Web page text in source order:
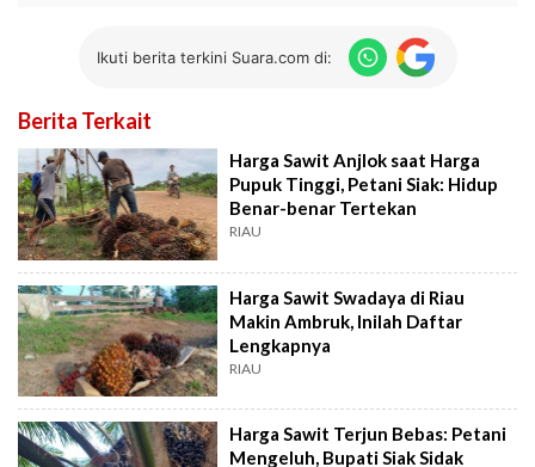
Ikuti berita terkini Suara.com di:
Berita Terkait
Harga Sawit Anjlok saat Harga
Pupuk Tinggi, Petani Siak: Hidup
Benar-benar Tertekan
RIAU
Harga Sawit Swadaya di Riau
Makin Ambruk, Inilah Daftar
Lengkapnya
RIAU
Harga Sawit Terjun Bebas: Petani
Mengeluh, Bupati Siak Sidak